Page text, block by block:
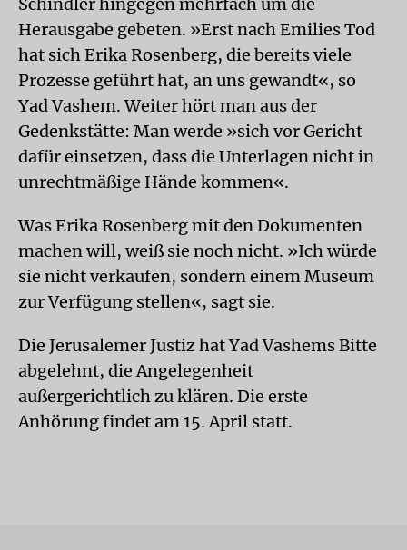
Herausgabe gebeten. »Erst nach Emilies Tod
hat sich Erika Rosenberg, die bereits viele
Prozesse geführt hat, an uns gewandt«, so
Yad Vashem. Weiter hört man aus der
Gedenkstätte: Man werde »sich vor Gericht
dafür einsetzen, dass die Unterlagen nicht in
unrechtmäßige Hände kommen«.
Was Erika Rosenberg mit den Dokumenten
machen will, weiß sie noch nicht. »Ich würde
sie nicht verkaufen, sondern einem Museum
zur Verfügung stellen«, sagt sie.
Die Jerusalemer Justiz hat Yad Vashems Bitte
abgelehnt, die Angelegenheit
außergerichtlich zu klären. Die erste
Anhörung findet am 15. April statt.